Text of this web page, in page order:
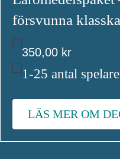
försvunna
350,00 kr
1-25 antal spelare
LÄS MER OM